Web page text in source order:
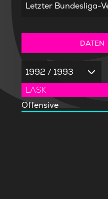
Letzter Bundesliga-
DATEN
1992 / 1993
LASK
Offensive